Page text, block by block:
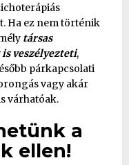
Ha ez nem történik
társas
is veszélyezteti,
párkapcsolati
vagy akár
várhatóak.
a
ellen!